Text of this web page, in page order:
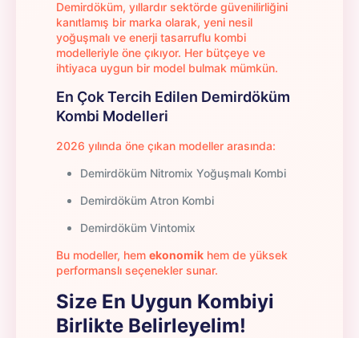
Demirdöküm, yıllardır sektörde güvenilirliğini
kanıtlamış bir marka olarak, yeni nesil
yoğuşmalı ve enerji tasarruflu kombi
modelleriyle öne çıkıyor. Her bütçeye ve
ihtiyaca uygun bir model bulmak mümkün.
En Çok Tercih Edilen Demirdöküm
Kombi Modelleri
2026 yılında öne çıkan modeller arasında:
Demirdöküm Nitromix Yoğuşmalı Kombi
Demirdöküm Atron Kombi
Demirdöküm Vintomix
Bu modeller, hem ekonomik hem de yüksek
performanslı seçenekler sunar.
Size En Uygun Kombiyi
Birlikte Belirleyelim!